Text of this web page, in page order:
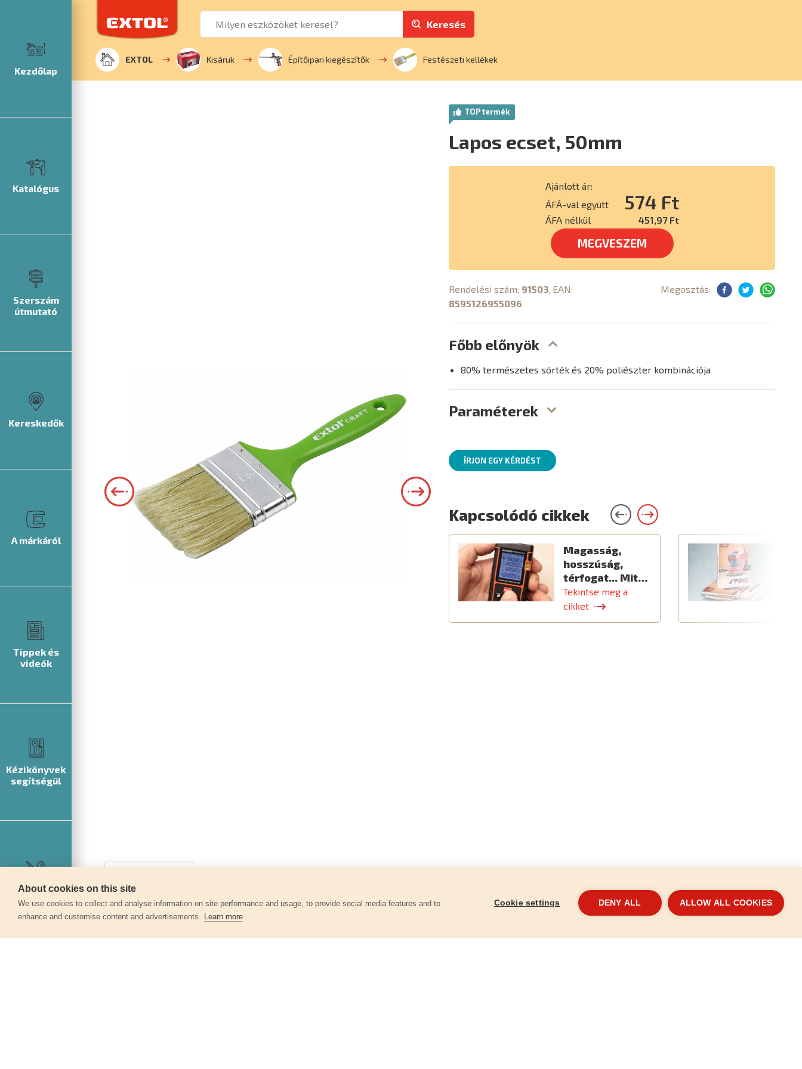
Kezdőlap
Katalógus
Szerszám
útmutató
Kereskedők
A márkáról
Tippek és
videók
Kézikönyvek
segítségül
Szerviz
Keresés
EXTOL Kisáruk Építőipari kiegészítők Festészeti kellékek
TOP termék
Lapos ecset, 50mm
Ajánlott ár:
ÁFÁ-val együtt
574 Ft
ÁFA nélkül 451,97 Ft
MEGVESZEM
Rendelési szám: 91503 , EAN:
8595126955096
Megosztás:
Főbb előnyök
80% természetes sörték és 20% poliészter kombinációja
Paraméterek
ÍRJON EGY KÉRDÉST
Kapcsolódó cikkek
Magasság,
hosszúság,
térfogat... Mit…
Tekintse meg a
cikket
About cookies on this site
We use cookies to collect and analyse information on site performance and usage, to provide social media features and to
enhance and customise content and advertisements. Learn more
Cookie settings DENY ALL ALLOW ALL COOKIES